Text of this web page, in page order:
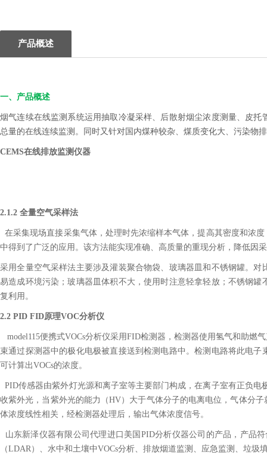
产品概述
一、产品概述
烟气连续在线监测系统运用抽取冷凝采样、后散射烟尘浓度测量、皮
总量的在线连续监测。同时又针对国内煤种较杂、煤质变化大、污染物
CEMS在线排放监测仪器
2.1.2 全量空气采样法
在采集现场直接采集气体，处理时先浓缩样本气体，提高其密度和浓
中得到了广泛的应用。该方法能实现准确、高质量的重现分析，降低因
采用全量空气采样法主要涉及灌装聚合物袋、玻璃器皿和不锈钢罐。
易造成环境污染；玻璃器皿体积不大，使用时注意轻拿轻放；不锈钢
复利用。
2.2 PID FID原理VOC分析仪
model115便携式VOCs分析仪采用FID检测器，检测器使用氢气和助燃
束通过探测器中的极化电极被直接送到检测电路中。检测电路将此电
可计算出VOCs的浓度。
PID传感器由紫外灯光源和离子室等主要部门构成，在离子室有正负
收紫外光，当紫外光的能力（HV）大于气体分子的电离电位，气体分
体浓度线性相关，经检测器处理后，输出气体浓度信号。
山东新泽仪器有限公司代理进口美国PID分析仪器公司的产品，产品
（LDAR）、水中和土壤中VOCs分析、排放烟道监测、应急监测、垃圾